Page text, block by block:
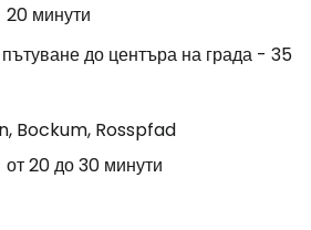
20 минути
до центъра на града - 35
Bockum, Rosspfad
от 20 до 30 минути